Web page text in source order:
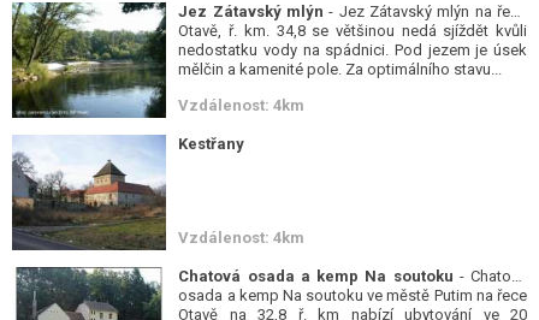
Jez Zátavský mlýn - Jez Zátavský mlýn na řece
Otavě, ř. km. 34,8 se většinou nedá sjíždět kvůli
nedostatku vody na spádnici. Pod jezem je úsek
mělčin a kamenité pole. Za optimálního stavu...
Vzdálenost: 4km
Kestřany
Vzdálenost: 4km
Chatová osada a kemp Na soutoku - Chatová
osada a kemp Na soutoku ve městě Putim na řece
Otavě na 32,8 ř. km nabízí ubytování ve 20